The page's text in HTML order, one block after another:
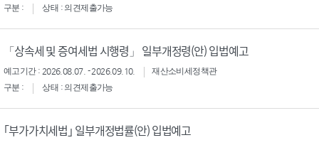
구분 :
상태 : 의견제출가능
「상속세 및 증여세법 시행령」 일부개정령(안) 입법예고
예고기간 : 2026.08.07. - 2026.09.10.
재산소비세정책관
구분 :
상태 : 의견제출가능
｢부가가치세법｣ 일부개정법률(안) 입법예고